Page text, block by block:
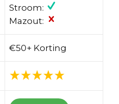
Stroom:
Mazout:
€50+ Korting